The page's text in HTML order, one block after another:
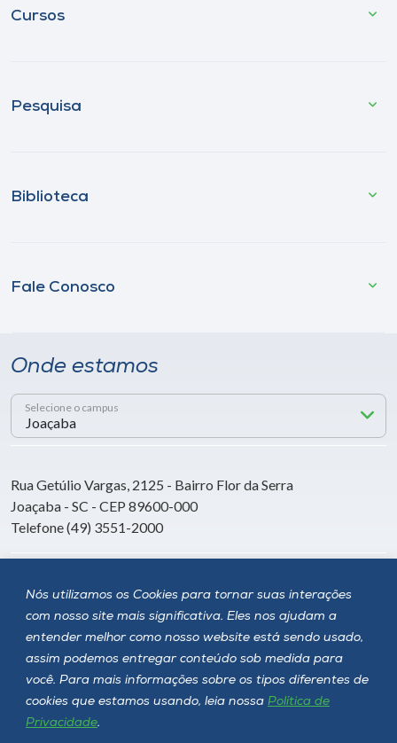
Nós utilizamos os Cookies para tornar suas interações
com nosso site mais significativa. Eles nos ajudam a
entender melhor como nosso website está sendo usado,
assim podemos entregar conteúdo sob medida para
você. Para mais informações sobre os tipos diferentes de
cookies que estamos usando, leia nossa Política de
Privacidade.
Cursos
Pesquisa
Biblioteca
Fale Conosco
Onde estamos
Selecione o campus
Rua Getúlio Vargas, 2125 - Bairro Flor da Serra
Joaçaba - SC - CEP 89600-000
Telefone (49) 3551-2000
Siga a Unoesc